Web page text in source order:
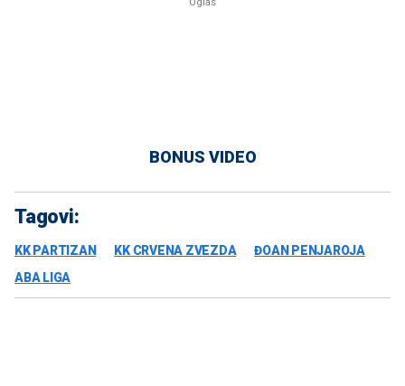
BONUS VIDEO
Tagovi:
KK PARTIZAN KK CRVENA ZVEZDA
ĐOAN PENJAROJA
ABA LIGA